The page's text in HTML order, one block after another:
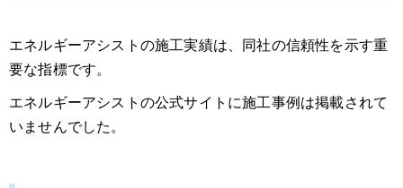
エネルギーアシストの施工実績は、同社の信頼性を示す重
要な指標です。
エネルギーアシストの公式サイトに施工事例は掲載されて
いませんでした。